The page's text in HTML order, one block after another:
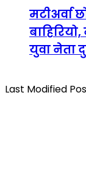
मटीअर्वा
युवा नेता
Last Modified